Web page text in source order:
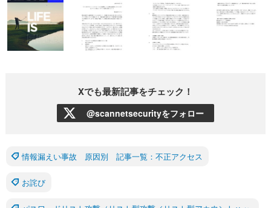
Xでも最新記事をチェック！
@scannetsecurityをフォロー
情報漏えい事故 原因別 記事一覧：不正アクセス
お詫び